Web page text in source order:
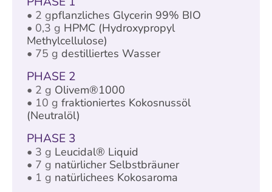
• 2 gpflanzliches Glycerin 99% BIO
• 0,3 g HPMC (Hydroxypropyl
Methylcellulose)
• 75 g destilliertes Wasser
PHASE 2
• 2 g Olivem®1000
• 10 g fraktioniertes Kokosnussöl
(Neutralöl)
PHASE 3
• 3 g Leucidal® Liquid
• 7 g natürlicher Selbstbräuner
• 1 g natürlichees Kokosaroma